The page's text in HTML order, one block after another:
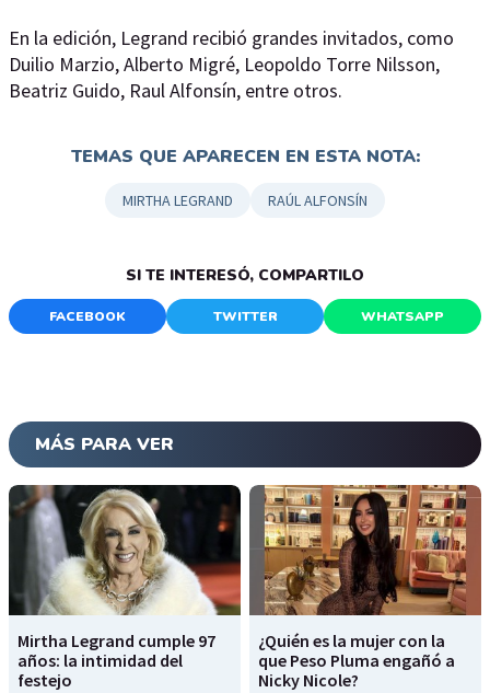
En la edición, Legrand recibió grandes invitados, como
Duilio Marzio, Alberto Migré, Leopoldo Torre Nilsson,
Beatriz Guido, Raul Alfonsín, entre otros.
TEMAS QUE APARECEN EN ESTA NOTA:
MIRTHA LEGRAND RAÚL ALFONSÍN
SI TE INTERESÓ, COMPARTILO
FACEBOOK TWITTER WHATSAPP
MÁS PARA VER
Mirtha Legrand cumple 97
años: la intimidad del
festejo
¿Quién es la mujer con la
que Peso Pluma engañó a
Nicky Nicole?